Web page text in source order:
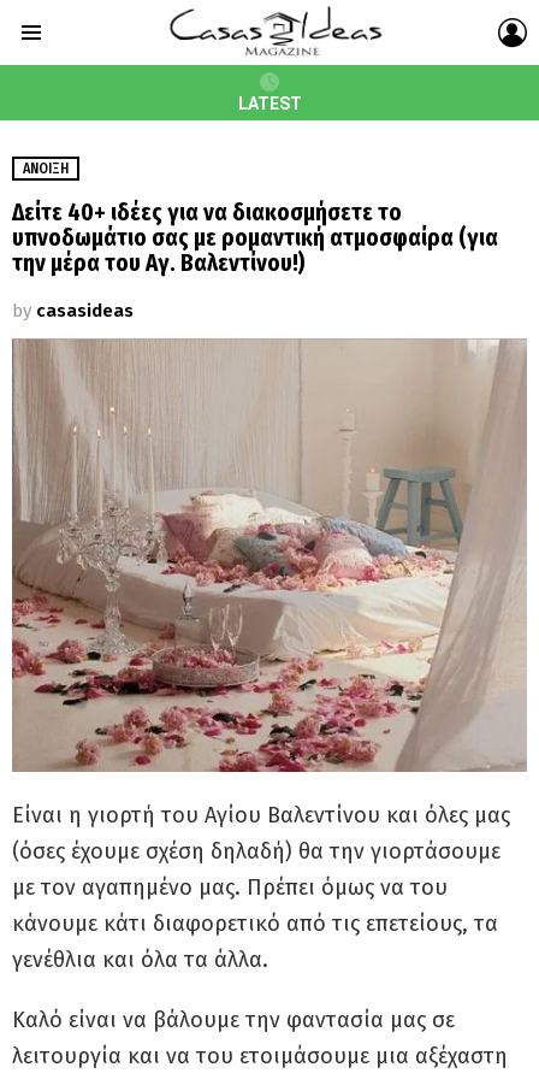
LATEST
ΆΝΟΙΞΗ
Δείτε 40+ ιδέες για να διακοσμήσετε το
υπνοδωμάτιο σας με ρομαντική ατμοσφαίρα (για
την μέρα του Αγ. Βαλεντίνου!)
by casasideas
Είναι η γιορτή του Αγίου Βαλεντίνου και όλες μας
(όσες έχουμε σχέση δηλαδή) θα την γιορτάσουμε
με τον αγαπημένο μας. Πρέπει όμως να του
κάνουμε κάτι διαφορετικό από τις επετείους, τα
γενέθλια και όλα τα άλλα.
Καλό είναι να βάλουμε την φαντασία μας σε
λειτουργία και να του ετοιμάσουμε μια αξέχαστη